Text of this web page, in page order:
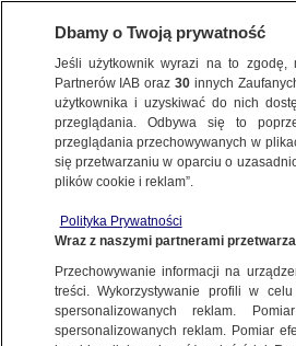
METEO
NAJNOWSZE
20.04.2012, 11:02
Udostępnij
Dbamy o Twoją prywatność
Jeśli użytkownik wyrazi na to
Partnerów IAB oraz30 innych
użytkownika i uzyskiwać do nich
przeglądania. Odbywa się to
przeglądania przechowywanych w
się przetwarzaniu w oparciu o
plików cookie i reklam”.
Polityka Prywatności
Wraz z naszymi partnerami
Przechowywanie informacji na
treści. Wykorzystywanie profili w
spersonalizowanych reklam.
spersonalizowanych reklam. Pomiar